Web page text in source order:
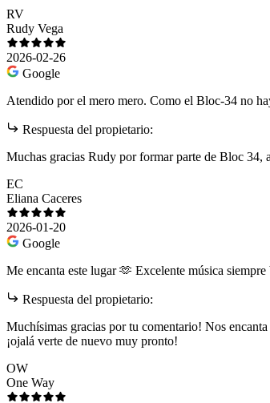
RV
Rudy Vega
2026-02-26
Google
Atendido por el mero mero. Como el Bloc-34 no
Respuesta del propietario:
Muchas gracias Rudy por formar parte de Bloc 34,
EC
Eliana Caceres
2026-01-20
Google
Me encanta este lugar 🫶 Excelente música
Respuesta del propietario:
Muchísimas gracias por tu comentario! Nos
¡ojalá verte de nuevo muy pronto!
OW
One Way